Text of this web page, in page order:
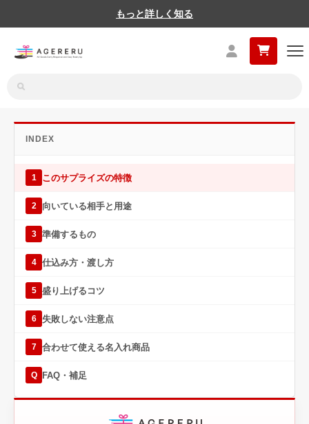
もっと詳しく知る
INDEX
1 このサプライズの特徴
2 向いている相手と用途
3 準備するもの
4 仕込み方・渡し方
5 盛り上げるコツ
6 失敗しない注意点
7 合わせて使える名入れ商品
Q FAQ・補足